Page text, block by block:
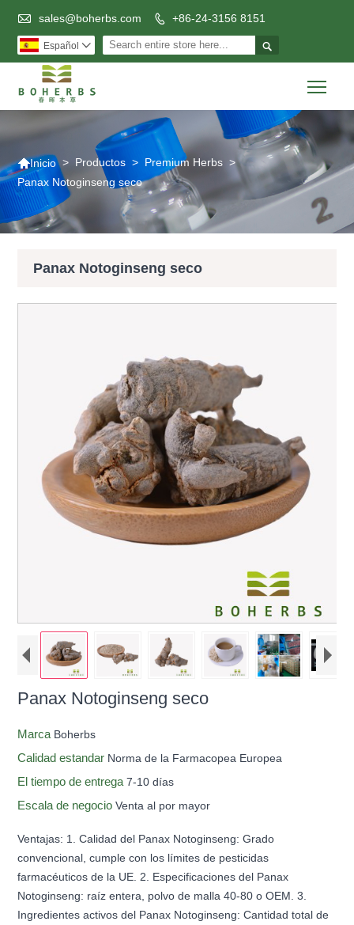
 sales@boherbs.com  +86-24-3156 8151

Español 
Inicio > Productos > Premium Herbs >
Panax Notoginseng seco
Panax Notoginseng seco
Panax Notoginseng seco
Marca Boherbs
Calidad estandar Norma de la Farmacopea Europea
El tiempo de entrega7-10 días
Escala de negocioVenta al por mayor
Ventajas: 1. Calidad del Panax Notoginseng: Grado
convencional, cumple con los límites de pesticidas
farmacéuticos de la UE. 2. Especificaciones del Panax
Notoginseng: raíz entera, polvo de malla 40-80 o OEM. 3.
Ingredientes activos del Panax Notoginseng: Cantidad total de